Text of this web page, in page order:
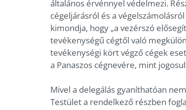
általános érvénnyel védelmezi.
cégeljárásról és a
kimondja, hogy „a vezérszó
tevékenységű cégtől való
tevékenységi kört végző cégek
a Panaszos cégnevére, mint
Mivel a delegálás gyaníthatóan
Testület a rendelkező részben